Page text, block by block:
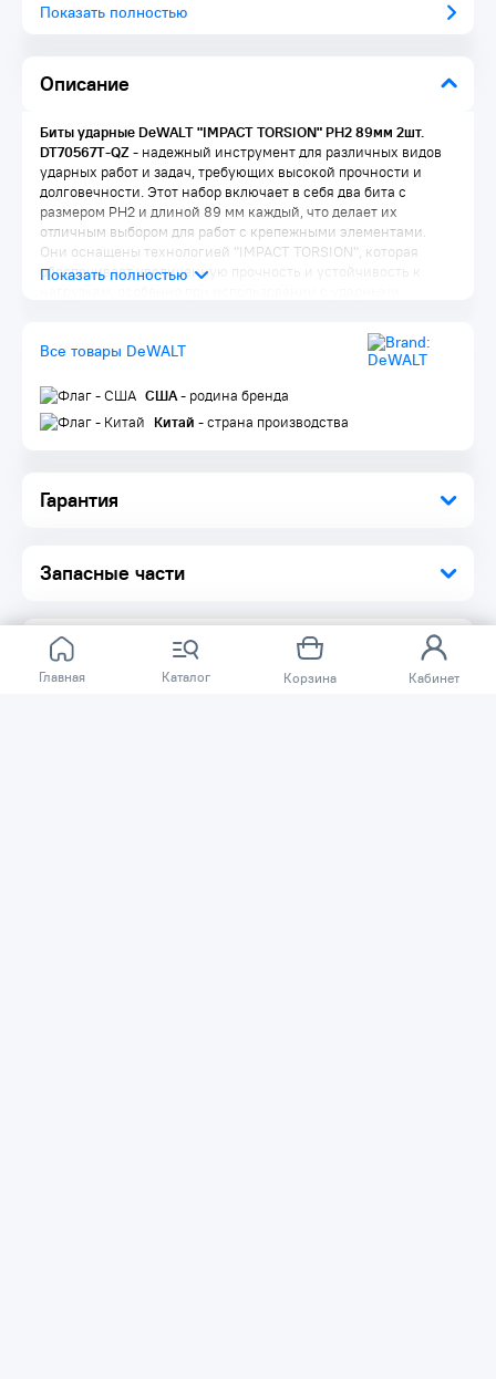
Главная Каталог Корзина Кабинет
Описание
Гарантия
Запасные части
Показать полностью
Биты ударные DeWALT "IMPACT TORSION" PH2 89мм 2шт.
DT70567T-QZ- надежный инструмент для различных видов
ударных работ и задач, требующих высокой прочности и
долговечности. Этот набор включает в себя два бита с
размером PH2 и длиной 89 мм каждый, что делает их
отличным выбором для работ с крепежными элементами.
Они оснащены технологией "IMPACT TORSION", которая
обеспечивает увеличенную прочность и устойчивость к
Комплектация:
Инструкция по эксплуатации 1 шт.
Упаковка 1 шт.
Все товары DeWALT
США- родина бренда
Китай - страна производства